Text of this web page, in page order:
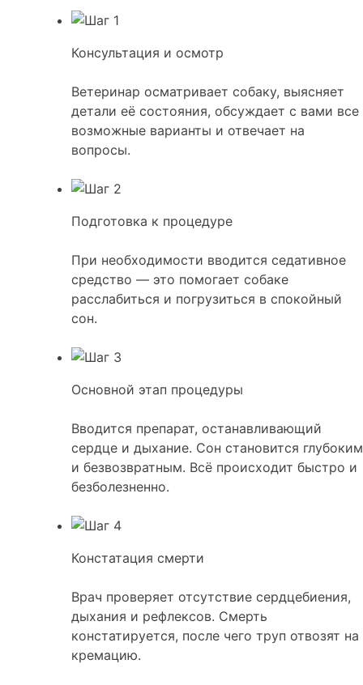
Консультация и осмотр
Ветеринар осматривает собаку, выясняет
детали её состояния, обсуждает с вами все
возможные варианты и отвечает на
вопросы.
Подготовка к процедуре
При необходимости вводится седативное
средство — это помогает собаке
расслабиться и погрузиться в спокойный
сон.
Основной этап процедуры
Вводится препарат, останавливающий
сердце и дыхание. Сон становится глубоким
и безвозвратным. Всё происходит быстро и
безболезненно.
Констатация смерти
Врач проверяет отсутствие сердцебиения,
дыхания и рефлексов. Смерть
констатируется, после чего труп отвозят на
кремацию.